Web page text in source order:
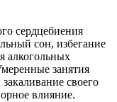
сердцебиения
сон, избегание
алкогольных
занятия
своего
влияние.